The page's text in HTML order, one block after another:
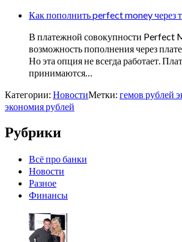
Как пополнить perfect money через
В платежной совокупности Perfect
возможность пополнения через
Но эта опция не всегда работает.
принимаются…
Категории: НовостиМетки: гемов рублей
экономия рублей
Рубрики
Всё про банки
Новости
Разное
Финансы